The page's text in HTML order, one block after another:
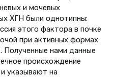
и мочевых
ХГН были однотипны:
этого фактора в почке
при активных формах
нами данные
происхождение
указывают на